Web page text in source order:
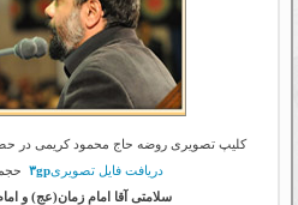
کلیپ تصویری روضه حاج محمود کریمی در حضور
دریافت فایل تصویری۳gp
سلامتی آقا امام زمان(عج) و